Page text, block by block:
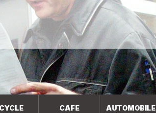
CAFE AUTOMOBILE